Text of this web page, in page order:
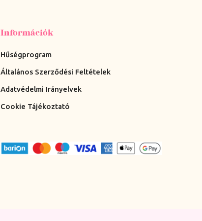
Információk
Hűségprogram
Általános Szerződési Feltételek
Adatvédelmi Irányelvek
Cookie Tájékoztató